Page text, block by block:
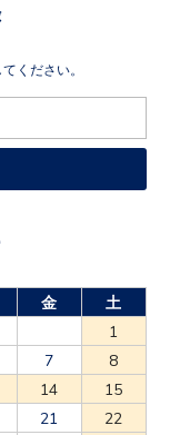
ください。
金
土
1
7
8
14
15
21
22